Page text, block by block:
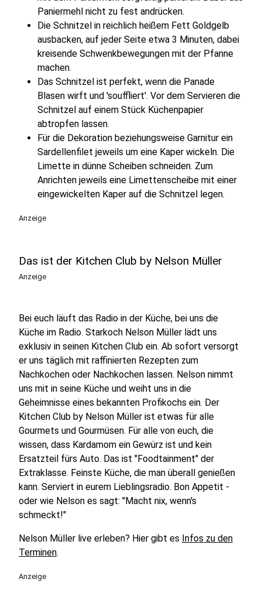
Paniermehl nicht zu fest andrücken.
Die Schnitzel in reichlich heißem Fett Goldgelb
ausbacken, auf jeder Seite etwa 3 Minuten, dabei
kreisende Schwenkbewegungen mit der Pfanne
machen.
Das Schnitzel ist perfekt, wenn die Panade
Blasen wirft und 'souffliert'. Vor dem Servieren die
Schnitzel auf einem Stück Küchenpapier
abtropfen lassen.
Für die Dekoration beziehungsweise Garnitur ein
Sardellenfilet jeweils um eine Kaper wickeln. Die
Limette in dünne Scheiben schneiden. Zum
Anrichten jeweils eine Limettenscheibe mit einer
eingewickelten Kaper auf die Schnitzel legen.
Anzeige
Das ist der Kitchen Club by Nelson Müller
Anzeige
Bei euch läuft das Radio in der Küche, bei uns die
Küche im Radio. Starkoch Nelson Müller lädt uns
exklusiv in seinen Kitchen Club ein. Ab sofort versorgt
er uns täglich mit raffinierten Rezepten zum
Nachkochen oder Nachkochen lassen. Nelson nimmt
uns mit in seine Küche und weiht uns in die
Geheimnisse eines bekannten Profikochs ein. Der
Kitchen Club by Nelson Müller ist etwas für alle
Gourmets und Gourmüsen. Für alle von euch, die
wissen, dass Kardamom ein Gewürz ist und kein
Ersatzteil fürs Auto. Das ist "Foodtainment" der
Extraklasse. Feinste Küche, die man überall genießen
kann. Serviert in eurem Lieblingsradio. Bon Appetit -
oder wie Nelson es sagt: "Macht nix, wenn's
schmeckt!"
Nelson Müller live erleben? Hier gibt es Infos zu den
Terminen.
Anzeige